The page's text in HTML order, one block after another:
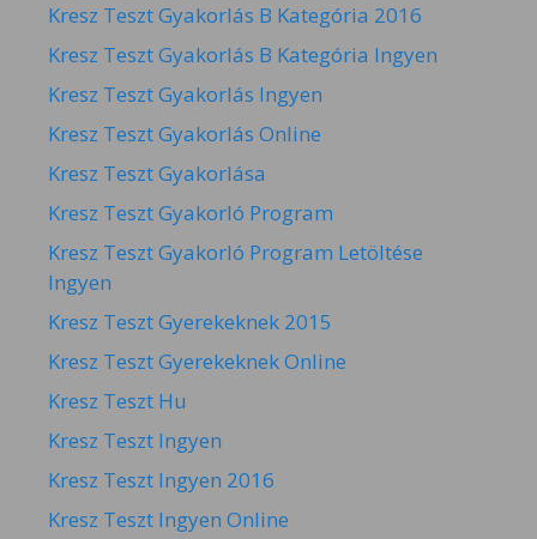
Kresz Teszt Gyakorlás B Kategória 2016
Kresz Teszt Gyakorlás B Kategória Ingyen
Kresz Teszt Gyakorlás Ingyen
Kresz Teszt Gyakorlás Online
Kresz Teszt Gyakorlása
Kresz Teszt Gyakorló Program
Kresz Teszt Gyakorló Program Letöltése
Ingyen
Kresz Teszt Gyerekeknek 2015
Kresz Teszt Gyerekeknek Online
Kresz Teszt Hu
Kresz Teszt Ingyen
Kresz Teszt Ingyen 2016
Kresz Teszt Ingyen Online